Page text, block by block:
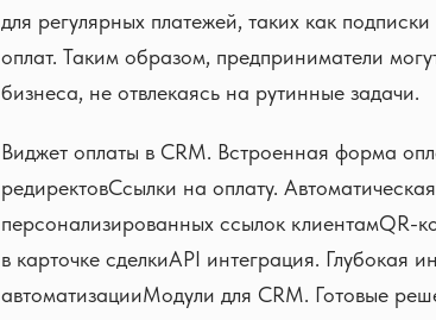
для регулярных платежей, таких как
оплат. Таким образом, предприниматели
бизнеса, не отвлекаясь на рутинные задачи.
Виджет оплаты в CRM. Встроенная форма
редиректовСсылки на оплату.
персонализированных ссылок клиентамQR-
в карточке сделкиAPI интеграция. Глубокая
автоматизацииМодули для CRM. Готовые